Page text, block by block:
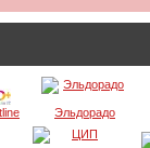
Эльдорадо